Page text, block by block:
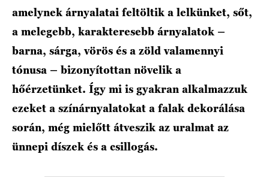
amelynek árnyalatai feltöltik a lelkünket, sőt,
a melegebb, karakteresebb árnyalatok –
barna, sárga, vörös és a zöld valamennyi
tónusa – bizonyítottan növelik a
hőérzetünket. Így mi is gyakran alkalmazzuk
ezeket a színárnyalatokat a falak dekorálása
során, még mielőtt átveszik az uralmat az
ünnepi díszek és a csillogás.